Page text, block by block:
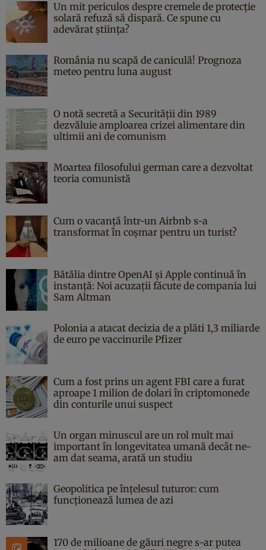
Un mit periculos despre cremele de protecție
solară refuză să dispară. Ce spune cu
adevărat știința?
România nu scapă de caniculă! Prognoza
meteo pentru luna august
O notă secretă a Securității din 1989
dezvăluie amploarea crizei alimentare din
ultimii ani de comunism
Moartea filosofului german care a dezvoltat
teoria comunistă
Cum o vacanță într-un Airbnb s-a
transformat în coșmar pentru un turist?
Bătălia dintre OpenAI și Apple continuă în
instanță: Noi acuzații făcute de compania lui
Sam Altman
Polonia a atacat decizia de a plăti 1,3 miliarde
de euro pe vaccinurile Pfizer
Cum a fost prins un agent FBI care a furat
aproape 1 milion de dolari în criptomonede
din conturile unui suspect
Un organ minuscul are un rol mult mai
important în longevitatea umană decât ne-
am dat seama, arată un studiu
Geopolitica pe înțelesul tuturor: cum
funcționează lumea de azi
170 de milioane de găuri negre s-ar putea